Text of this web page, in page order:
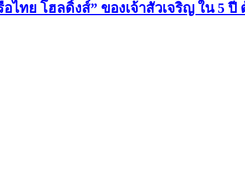
ทย โฮลดิ้งส์” ของเจ้าสัวเจริญ ใน 5 ปี